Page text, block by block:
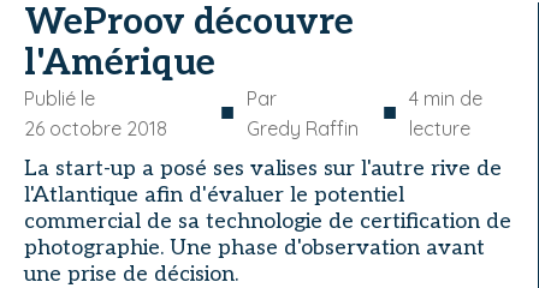
WeProov découvre
l'Amérique
Publié le
26 octobre 2018
■ Par
Gredy Raffin
■ 4 min de
lecture
La start-up a posé ses valises sur l'autre rive de
l'Atlantique afin d'évaluer le potentiel
commercial de sa technologie de certification de
photographie. Une phase d'observation avant
une prise de décision.